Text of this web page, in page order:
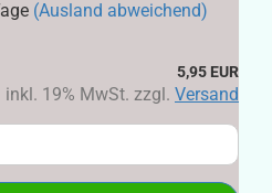
(Ausland abweichend)
5,95 EUR
inkl. 19% MwSt. zzgl. Versand